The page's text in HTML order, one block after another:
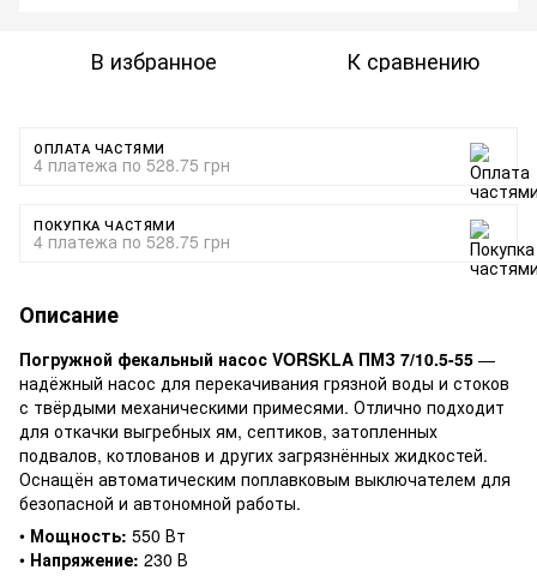
В избранное К сравнению
ОПЛАТА ЧАСТЯМИ
4 платежа по 528.75 грн
ПОКУПКА ЧАСТЯМИ
4 платежа по 528.75 грн
Описание
Погружной фекальный насос VORSKLA ПМЗ 7/10.5-55 —
надёжный насос для перекачивания грязной воды и стоков
с твёрдыми механическими примесями. Отлично подходит
для откачки выгребных ям, септиков, затопленных
подвалов, котлованов и других загрязнённых жидкостей.
Оснащён автоматическим поплавковым выключателем для
безопасной и автономной работы.
• Мощность: 550 Вт
• Напряжение: 230 В